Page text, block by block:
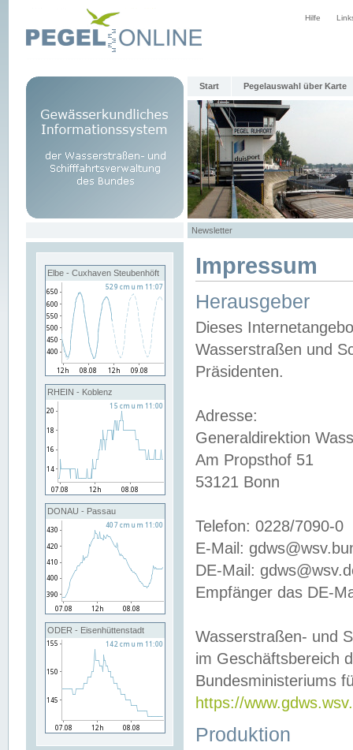
Hilfe
Start Pegelauswahl über Karte
Newsletter
Elbe - Cuxhaven Steubenhöft
RHEIN - Koblenz
DONAU - Passau
ODER - Eisenhüttenstadt
Impressum
Herausgeber
Dieses
Wasserstraßen und
Präsidenten.
Adresse:
Generaldirektion
Am Propsthof 51
53121 Bonn
Telefon: 0228/7090-0
E-Mail:
DE-Mail:
Empfänger das DE-
Wasserstraßen- und
im Geschäftsbereich
Bundesministeriums
https://
Produktion